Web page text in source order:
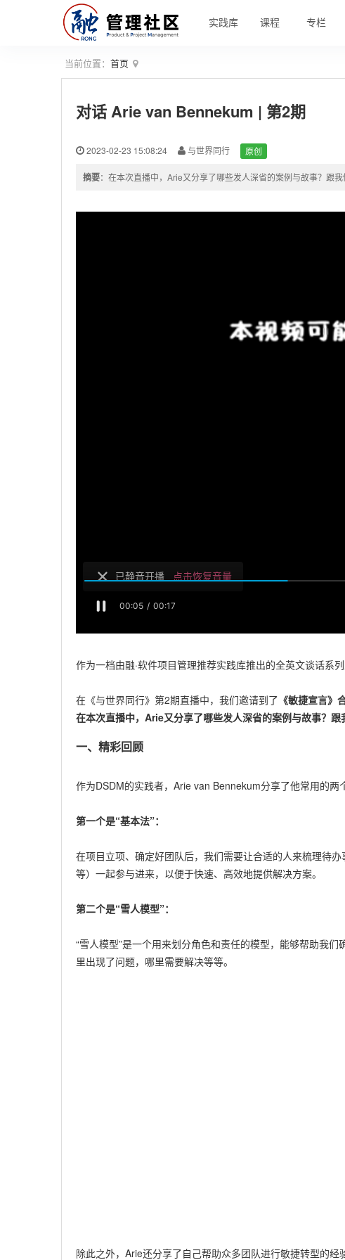
实践库 课程 专栏
当前位置： 首页
对话 Arie van Bennekum | 第2期
2023-02-23 15:08:24 与世界同行 原创
摘要：在本次直播中，Arie又分享了哪些发人深省的案例与故事？跟我
作为一档由融·软件项目管理推荐实践库推出的全英文谈话系列
在《与世界同行》第2期直播中，我们邀请到了 《敏捷宣言
在本次直播中，Arie又分享了哪些发人深省的案例与故事？跟
一、精彩回顾
作为DSDM的实践者，Arie van Bennekum分享了他常用的两
第一个是“基本法”：
在项目立项、确定好团队后，我们需要让合适的人来梳理待
等）一起参与进来，以便于快速、高效地提供解决方案。
第二个是“雪人模型”：
“雪人模型”是一个用来划分角色和责任的模型，能够帮助我
里出现了问题，哪里需要解决等等。
除此之外，Arie还分享了自己帮助众多团队进行敏捷转型的